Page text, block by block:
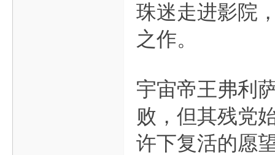
珠迷走进影院
之作。
宇宙帝王弗利
败，但其残党
许下复活的愿